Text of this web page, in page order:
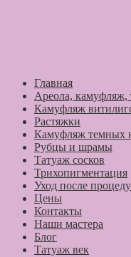
Главная
Ареола, камуфляж,
Камуфляж
Растяжки
Камуфляж темных
Рубцы и шрамы
Татуаж сосков
Трихопигментация
Уход после
Цены
Контакты
Наши мастера
Блог
Татуаж век